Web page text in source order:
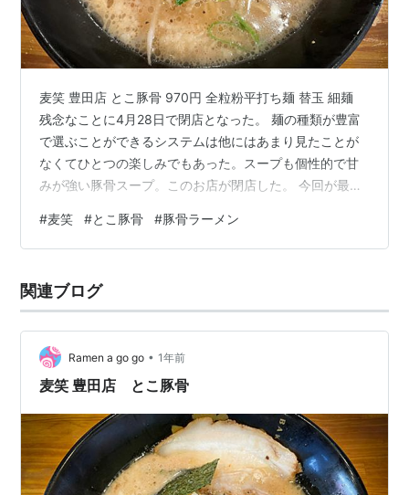
麦笑 豊田店 とこ豚骨 970円 全粒粉平打ち麺 替玉 細麺
残念なことに4月28日で閉店となった。 麺の種類が豊富
で選ぶことができるシステムは他にはあまり見たことが
なくてひとつの楽しみでもあった。スープも個性的で甘
みが強い豚骨スープ。このお店が閉店した。 今回が最後
でとこ豚骨をお願いする。いつも壁に張り出してある今
月の限定麺も見当たらないし、テーブルの上には閉店の
とある。あと麦笑の味を受け継いでくれる人がいれば店
舗の厨房機器を無償で提供するとある。店主さん熱い人
#麦笑 #とこ豚骨 #豚骨ラーメン
関連ブログ
Ramen a go go • 1年前
麦笑 豊田店 とこ豚骨